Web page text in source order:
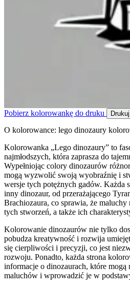
Pobierz kolorowankę do druku Drukuj
O kolorowance: lego dinozaury
Kolorowanka „Lego dinozaury” to
najmłodszych, która zaprasza do
Wypełniojąc colory dinozaurów
mogą wyzwolić swoją wyobraźnię i
wersje tych potężnych gadów. Każda
inny dinozaur, od przerażającego
Brachiozaura, co sprawia, że maluchy
tych stworzeń, a także ich
Kolorowanie dinozaurów nie tylko
pobudza kreatywność i rozwija
się cierpliwości i precyzji, co jest
rozwoju. Ponadto, każda strona
informacje o dinozaurach, które mogą
maluchów i wprowadzić je w